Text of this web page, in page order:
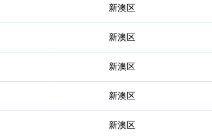
新澳区
新澳区
新澳区
新澳区
新澳区